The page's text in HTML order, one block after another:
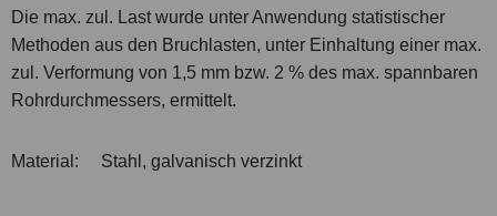
Die max. zul. Last wurde unter Anwendung statistischer
Methoden aus den Bruchlasten, unter Einhaltung einer max.
zul. Verformung von 1,5 mm bzw. 2 % des max. spannbaren
Rohrdurchmessers, ermittelt.
Material: Stahl, galvanisch verzinkt